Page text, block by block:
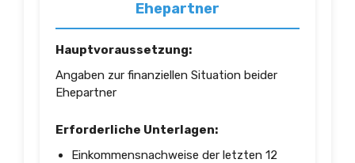
Ehepartner
Hauptvoraussetzung:
Angaben zur finanziellen Situation beider
Ehepartner
Erforderliche Unterlagen:
Einkommensnachweise der letzten 12